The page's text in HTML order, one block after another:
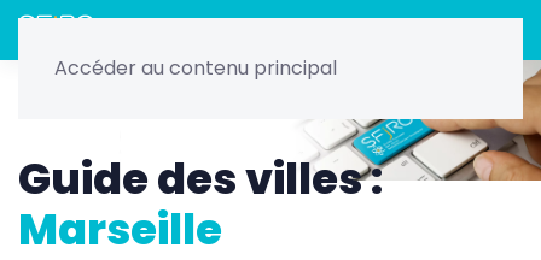
Accéder au contenu principal
Les guides : DES, Master 2, Villes
Guide des villes :
Marseille